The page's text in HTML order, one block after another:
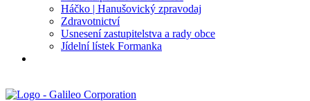
Háčko | Hanušovický zpravodaj
Zdravotnictví
Usnesení zastupitelstva a rady obce
Jídelní lístek Formanka